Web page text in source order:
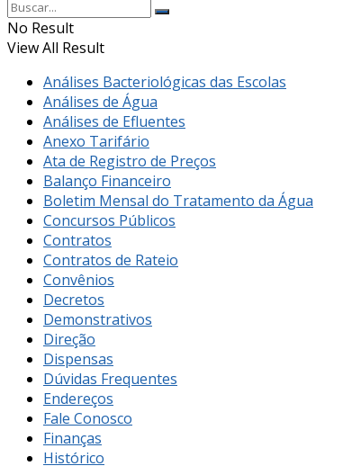
No Result
View All Result
Análises Bacteriológicas das Escolas
Análises de Água
Análises de Efluentes
Anexo Tarifário
Ata de Registro de Preços
Balanço Financeiro
Boletim Mensal do Tratamento da Água
Concursos Públicos
Contratos
Contratos de Rateio
Convênios
Decretos
Demonstrativos
Direção
Dispensas
Dúvidas Frequentes
Endereços
Fale Conosco
Finanças
Histórico